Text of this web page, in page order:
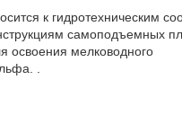
к гидротехническим
самоподъемных
освоения мелководного
.